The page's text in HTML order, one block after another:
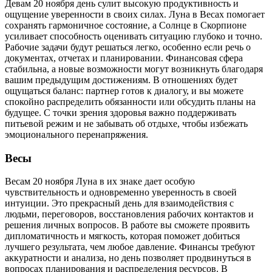
Девам 20 ноября день сулит высокую продуктивность и
ощущение уверенности в своих силах. Луна в Весах помогает
сохранять гармоничное состояние, а Солнце в Скорпионе
усиливает способность оценивать ситуацию глубоко и точно.
Рабочие задачи будут решаться легко, особенно если речь о
документах, отчетах и планировании. Финансовая сфера
стабильна, а новые возможности могут возникнуть благодаря
вашим предыдущим достижениям. В отношениях будет
ощущаться баланс: партнер готов к диалогу, и вы можете
спокойно распределить обязанности или обсудить планы на
будущее. С точки зрения здоровья важно поддерживать
питьевой режим и не забывать об отдыхе, чтобы избежать
эмоционального перенапряжения.
Весы
Весам 20 ноября Луна в их знаке дает особую
чувствительность и одновременно уверенность в своей
интуиции. Это прекрасный день для взаимодействия с
людьми, переговоров, восстановления рабочих контактов и
решения личных вопросов. В работе вы сможете проявить
дипломатичность и мягкость, которая поможет добиться
лучшего результата, чем любое давление. Финансы требуют
аккуратности и анализа, но день позволяет продвинуться в
вопросах планирования и распределения ресурсов. В